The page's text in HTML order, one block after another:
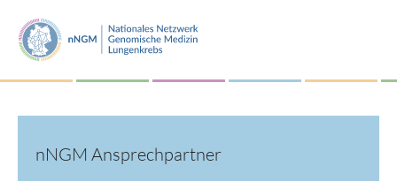
nNGM Ansprechpartner